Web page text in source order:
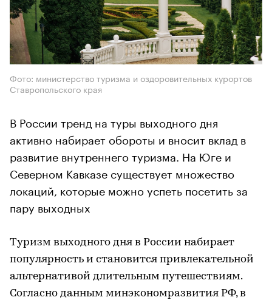
Фото: министерство туризма и оздоровительных курортов
Ставропольского края
В России тренд на туры выходного дня
активно набирает обороты и вносит вклад в
развитие внутреннего туризма. На Юге и
Северном Кавказе существует множество
локаций, которые можно успеть посетить за
пару выходных
Туризм выходного дня в России набирает
популярность и становится привлекательной
альтернативой длительным путешествиям.
Согласно данным минэкономразвития РФ, в